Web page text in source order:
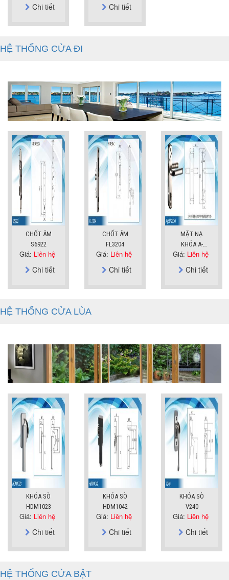
Chi tiết Chi tiết
HỆ THỐNG CỬA ĐI
CHỐT ÂM
S6922
Giá: Liên hệ
Chi tiết
CHỐT ÂM
FL3204
Giá: Liên hệ
Chi tiết
MẶT NẠ
KHÓA A-
SUS304
Giá: Liên hệ
Chi tiết
HỆ THỐNG CỬA LÙA
KHÓA SÒ
HDM1023
Giá: Liên hệ
Chi tiết
KHÓA SÒ
HDM1042
Giá: Liên hệ
Chi tiết
KHÓA SÒ
V240
Giá: Liên hệ
Chi tiết
HỆ THỐNG CỬA BẬT